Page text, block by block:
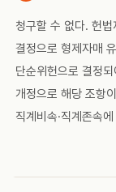
청구할 수 없다. 헌
결정으로 형제자매
단순위헌으로 결정
개정으로 해당 조항
직계비속·직계존속